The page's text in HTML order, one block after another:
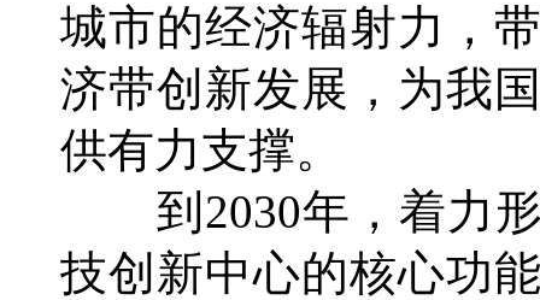
城市的经济辐射力，
济带创新发展，为我
供有力支撑。
到2030年，着力形
技创新中心的核心功